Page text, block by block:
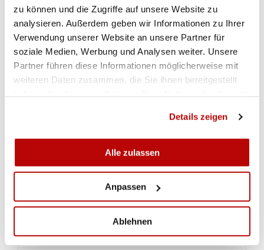
zu können und die Zugriffe auf unsere Website zu
analysieren. Außerdem geben wir Informationen zu Ihrer
Verwendung unserer Website an unsere Partner für
soziale Medien, Werbung und Analysen weiter. Unsere
Partner führen diese Informationen möglicherweise mit
weiteren Daten zusammen, die Sie ihnen bereitgestellt
Details zeigen
Alle zulassen
Anpassen
Ablehnen
Europacup Aarhus Gewehr 300m Team
GALERIE
IMPRESSIONEN VOM EUROPACUP AARHUS
ZUR GALERIE